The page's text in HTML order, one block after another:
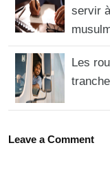
servir
Les
Leave a Comment